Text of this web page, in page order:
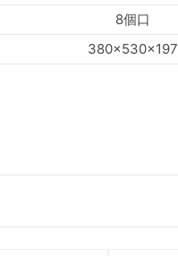
8個口
380×530×197